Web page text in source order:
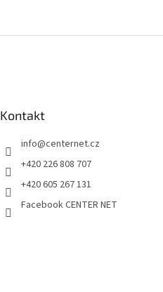
Kontakt
info@centernet.cz
+420 226 808 707
+420 605 267 131
Facebook CENTER NET